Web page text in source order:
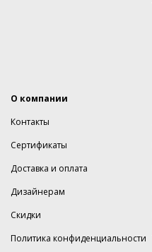
О компании
Контакты
Сертификаты
Доставка и оплата
Дизайнерам
Скидки
Политика конфиденциальности